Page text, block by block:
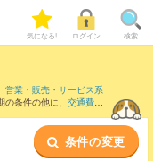
気になる! ログイン 検索
営業・販売・サービス系
条件の他に、 交通費別
条件の変更